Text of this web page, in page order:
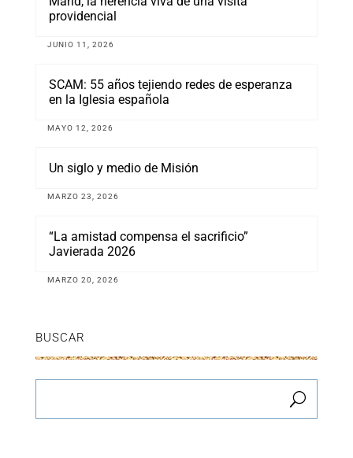
providencial
JUNIO 11, 2026
SCAM: 55 años tejiendo redes de esperanza
en la Iglesia española
MAYO 12, 2026
Un siglo y medio de Misión
MARZO 23, 2026
“La amistad compensa el sacrificio”
Javierada 2026
MARZO 20, 2026
BUSCAR